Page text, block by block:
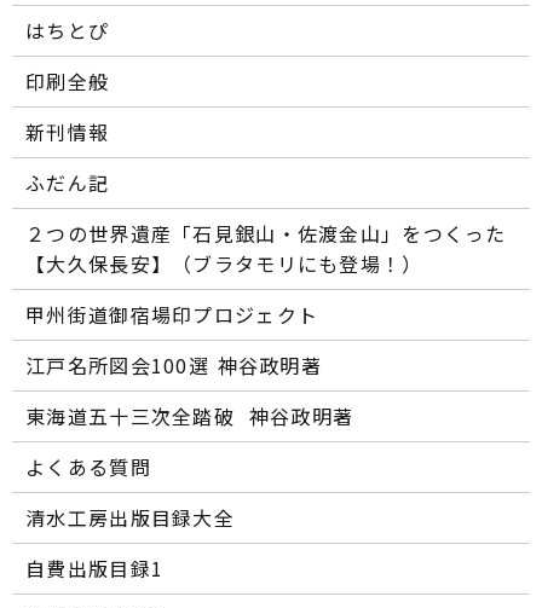
はちとぴ
印刷全般
新刊情報
ふだん記
２つの世界遺産「石見銀山・佐渡金山」をつくった
【大久保長安】（ブラタモリにも登場！）
甲州街道御宿場印プロジェクト
江戸名所図会100選―― 神谷政明著
東海道五十三次全踏破 ―― 神谷政明著
よくある質問
清水工房出版目録大全
自費出版目録1